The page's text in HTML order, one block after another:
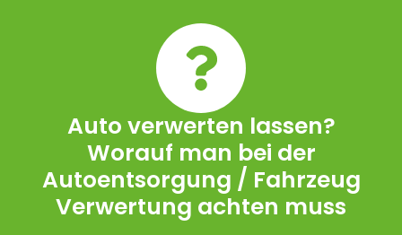
Auto verwerten lassen?
Worauf man bei der
Autoentsorgung / Fahrzeug
Verwertung achten muss